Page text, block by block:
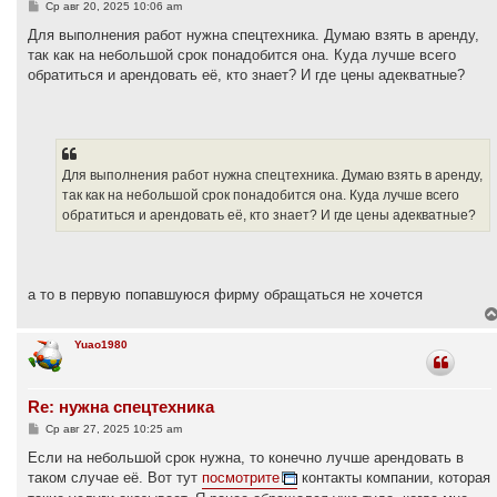
С
о
щ
е
н
Ср авг 20, 2025 10:06 am
Для выполнения работ нужна спецтехника. Думаю взять в аренду,
так как на небольшой срок понадобится она. Куда лучше всего
обратиться и арендовать её, кто знает? И где цены адекватные?
Для выполнения работ нужна спецтехника. Думаю взять в аренду,
так как на небольшой срок понадобится она. Куда лучше всего
обратиться и арендовать её, кто знает? И где цены адекватные?
а то в первую попавшуюся фирму обращаться не хочется
Yuao1980
Re: нужна спецтехника
С
о
щ
е
Ср авг 27, 2025 10:25 am
Если на небольшой срок нужна, то конечно лучше арендовать в
таком случае её. Вот тут посмотрите
контакты компании, которая